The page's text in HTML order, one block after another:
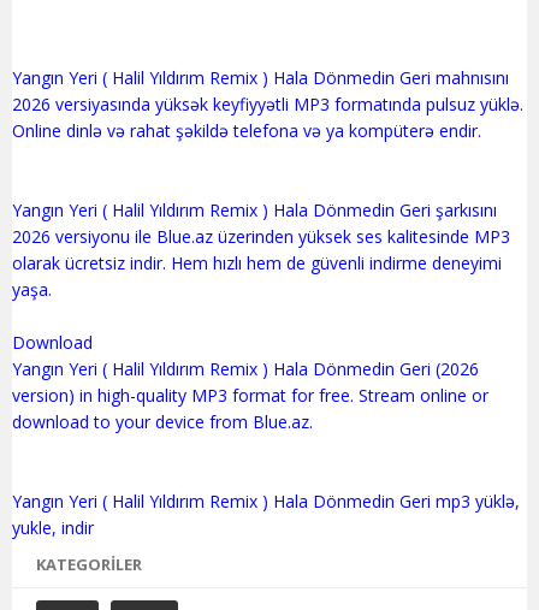
Yangın Yeri ( Halil Yıldırım Remix ) Hala Dönmedin Geri mahnısını
2026 versiyasında yüksək keyfiyyətli MP3 formatında pulsuz yüklə.
Online dinlə və rahat şəkildə telefona və ya kompüterə endir.
Yangın Yeri ( Halil Yıldırım Remix ) Hala Dönmedin Geri şarkısını
2026 versiyonu ile Blue.az üzerinden yüksek ses kalitesinde MP3
olarak ücretsiz indir. Hem hızlı hem de güvenli indirme deneyimi
yaşa.
Download
Yangın Yeri ( Halil Yıldırım Remix ) Hala Dönmedin Geri (2026
version) in high-quality MP3 format for free. Stream online or
download to your device from Blue.az.
Yangın Yeri ( Halil Yıldırım Remix ) Hala Dönmedin Geri mp3 yüklə,
KATEGORILER